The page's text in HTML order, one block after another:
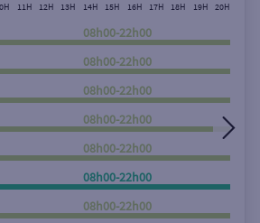
Rechercher
11H 12H 13H 14H 15H 16H 17H 18H 19H 20H
08h00-22h00
08h00-22h00
08h00-22h00
08h00-22h00
08h00-22h00
08h00-22h00
08h00-22h00